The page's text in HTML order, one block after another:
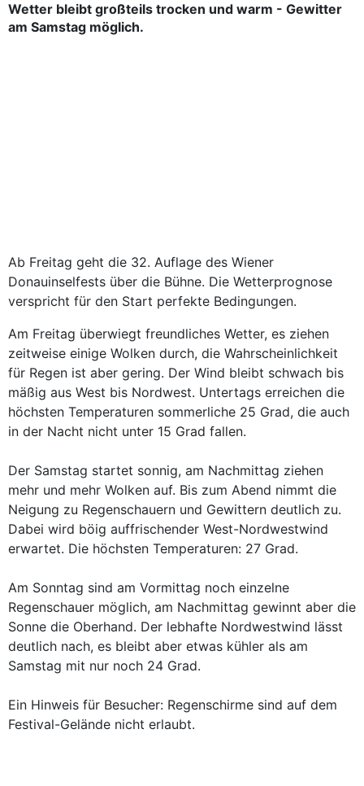
Wetter bleibt großteils trocken und warm - Gewitter
am Samstag möglich.
Ab Freitag geht die 32. Auflage des Wiener
Donauinselfests über die Bühne. Die Wetterprognose
verspricht für den Start perfekte Bedingungen.
Am Freitag überwiegt freundliches Wetter, es ziehen
zeitweise einige Wolken durch, die Wahrscheinlichkeit
für Regen ist aber gering. Der Wind bleibt schwach bis
mäßig aus West bis Nordwest. Untertags erreichen die
höchsten Temperaturen sommerliche 25 Grad, die auch
in der Nacht nicht unter 15 Grad fallen.
Der Samstag startet sonnig, am Nachmittag ziehen
mehr und mehr Wolken auf. Bis zum Abend nimmt die
Neigung zu Regenschauern und Gewittern deutlich zu.
Dabei wird böig auffrischender West-Nordwestwind
erwartet. Die höchsten Temperaturen: 27 Grad.
Am Sonntag sind am Vormittag noch einzelne
Regenschauer möglich, am Nachmittag gewinnt aber die
Sonne die Oberhand. Der lebhafte Nordwestwind lässt
deutlich nach, es bleibt aber etwas kühler als am
Samstag mit nur noch 24 Grad.
Ein Hinweis für Besucher: Regenschirme sind auf dem
Festival-Gelände nicht erlaubt.